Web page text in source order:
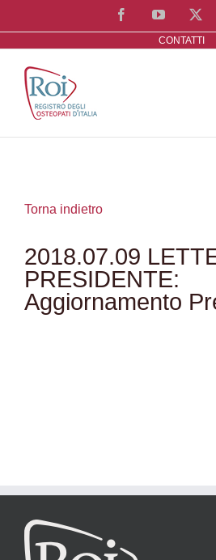
contenuto
FacebookYouTube
CONTATTI
Torna indietro
2018.07.09
PRESIDENTE:
Aggiornamento